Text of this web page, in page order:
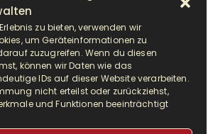
zu bieten, verwenden wir
um Geräteinformationen zu
zuzugreifen. Wenn du diesen
können wir Daten wie das
IDs auf dieser Website verarbeiten.
nicht erteilst oder zurückziehst,
und Funktionen beeinträchtigt
Hefe Hefeteig
HP 5031
Gourmet kochen